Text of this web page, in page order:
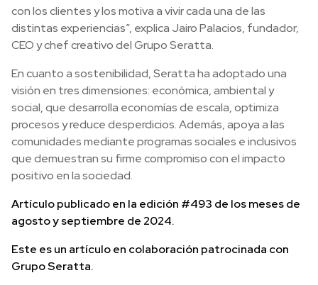
con los clientes y los motiva a vivir cada una de las
distintas experiencias”, explica Jairo Palacios, fundador,
CEO y chef creativo del Grupo Seratta.
En cuanto a sostenibilidad, Seratta ha adoptado una
visión en tres dimensiones: económica, ambiental y
social, que desarrolla economías de escala, optimiza
procesos y reduce desperdicios. Además, apoya a las
comunidades mediante programas sociales e inclusivos
que demuestran su firme compromiso con el impacto
positivo en la sociedad.
Artículo publicado en la edición #493 de los meses de
agosto y septiembre de 2024.
Este es un artículo en colaboración patrocinada con
Grupo Seratta.